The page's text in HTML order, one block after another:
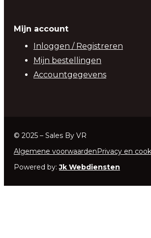
Mijn account
Inloggen / Registreren
Mijn bestellingen
Accountgegevens
© 2025 – Sales By VR
Algemene voorwaarden Privacy en
Powered by:Jk Webdiensten